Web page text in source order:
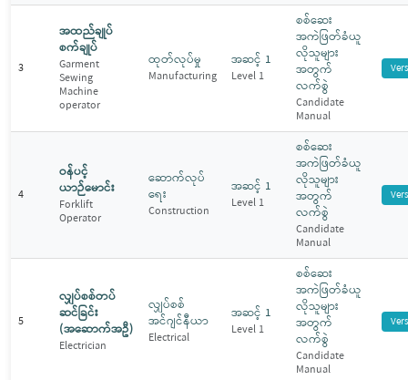
3
အထည်ချုပ်
စက်ချုပ်
Garment
Sewing
Machine
operator
ထုတ်လုပ်မှု
Manufacturing
အဆင့် 1
Level 1
စစ်ဆေး
အကဲဖြတ်ခံယူ
လိုသူများ
အတွက်
လက်စွဲ
Candidate
Manual
4
ဝန်ပင့်
ယာဉ်မောင်း
Forklift
Operator
ဆောက်လုပ်
ရေး
Construction
အဆင့် 1
Level 1
စစ်ဆေး
အကဲဖြတ်ခံယူ
လိုသူများ
အတွက်
လက်စွဲ
Candidate
Manual
5
လျှပ်စစ်တပ်
ဆင်ခြင်း
(အဆောက်အဦ)
Electrician
လျှပ်စစ်
အင်ဂျင်နီယာ
Electrical
အဆင့် 1
Level 1
စစ်ဆေး
အကဲဖြတ်ခံယူ
လိုသူများ
အတွက်
လက်စွဲ
Candidate
Manual